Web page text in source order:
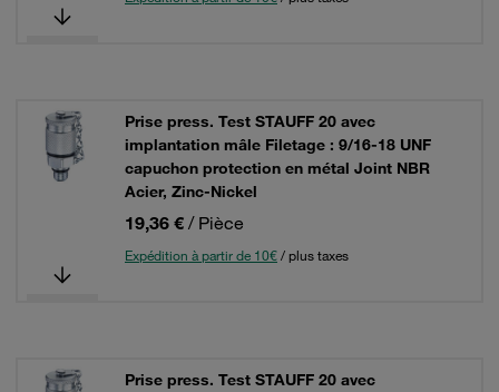
Prise press. Test STAUFF 20 avec
implantation mâle Filetage : 9/16-18 UNF
capuchon protection en métal Joint NBR
Acier, Zinc-Nickel
19,36 € / Pièce
Expédition à partir de 10€/ plus taxes
Prise press. Test STAUFF 20 avec